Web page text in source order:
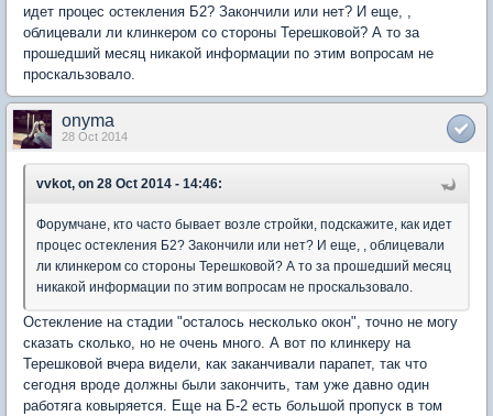
идет процес остекления Б2? Закончили или нет? И еще, ,
облицевали ли клинкером со стороны Терешковой? А то за
прошедший месяц никакой информации по этим вопросам не
проскальзовало.
onyma
28 Oct 2014
vvkot, on 28 Oct 2014 - 14:46:
Форумчане, кто часто бывает возле стройки, подскажите, как идет
процес остекления Б2? Закончили или нет? И еще, , облицевали
ли клинкером со стороны Терешковой? А то за прошедший месяц
никакой информации по этим вопросам не проскальзовало.
Остекление на стадии "осталось несколько окон", точно не могу
сказать сколько, но не очень много. А вот по клинкеру на
Терешковой вчера видели, как заканчивали парапет, так что
сегодня вроде должны были закончить, там уже давно один
работяга ковыряется. Еще на Б-2 есть большой пропуск в том